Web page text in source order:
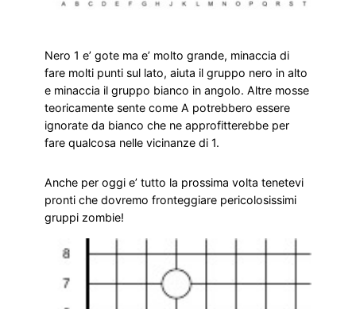
Nero 1 e’ gote ma e’ molto grande, minaccia di
fare molti punti sul lato, aiuta il gruppo nero in alto
e minaccia il gruppo bianco in angolo. Altre mosse
teoricamente sente come A potrebbero essere
ignorate da bianco che ne approfitterebbe per
fare qualcosa nelle vicinanze di 1.
Anche per oggi e’ tutto la prossima volta tenetevi
pronti che dovremo fronteggiare pericolosissimi
gruppi zombie!